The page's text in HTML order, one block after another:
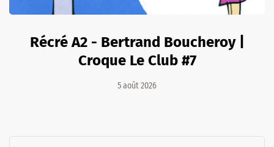
Récré A2 - Bertrand Boucheroy |
Croque Le Club #7
5 août 2026